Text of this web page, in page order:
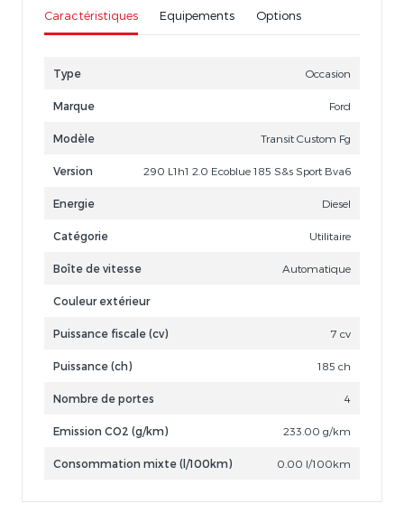
Caractéristiques Equipements Options
Type Occasion
Marque Ford
Modèle Transit Custom Fg
Version 290 L1h1 2.0 Ecoblue 185 S&s Sport Bva6
Energie Diesel
Catégorie Utilitaire
Boîte de vitesse Automatique
Couleur extérieur
Puissance fiscale (cv) 7 cv
Puissance (ch) 185 ch
Nombre de portes 4
Emission CO2 (g/km) 233.00 g/km
Consommation mixte (l/100km) 0.00 l/100km